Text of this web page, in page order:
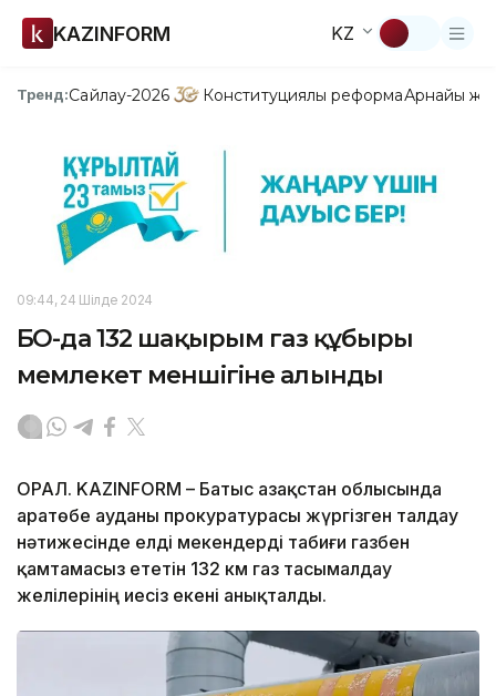
KAZINFORM KZ
Тренд:Сайлау-2026 Конституциялық реформаАрнайы
09:44, 24 Шілде 2024
БҚО-да 132 шақырым газ құбыры
мемлекет меншігіне алынды
ОРАЛ. KAZINFORM – Батыс Қазақстан облысында
Қаратөбе ауданы прокуратурасы жүргізген талдау
нәтижесінде елді мекендерді табиғи газбен
қамтамасыз ететін 132 км газ тасымалдау
желілерінің иесіз екені анықталды.